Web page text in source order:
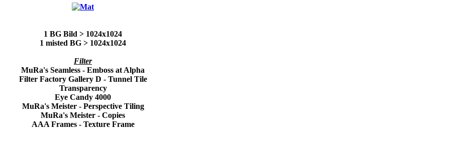
1 BG Bild > 1024x1024
1 misted BG > 1024x1024
Filter
MuRa's Seamless - Emboss at Alpha
Filter Factory Gallery D - Tunnel Tile
Transparency
Eye Candy 4000
MuRa's Meister - Perspective Tiling
MuRa's Meister - Copies
AAA Frames - Texture Frame